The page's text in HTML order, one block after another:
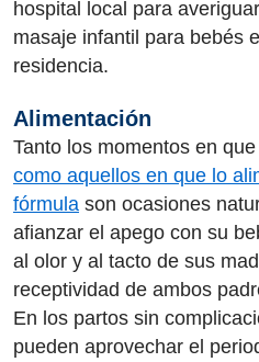
hospital local para
masaje infantil para bebés
residencia.
Alimentación
Tanto los momentos en que
como aquellos en que lo
fórmula son ocasiones
afianzar el apego con su
al olor y al tacto de sus
receptividad de ambos
En los partos sin
pueden aprovechar el